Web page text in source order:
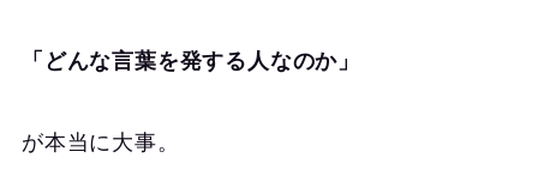
「どんな言葉を発する人なのか」
が本当に大事。